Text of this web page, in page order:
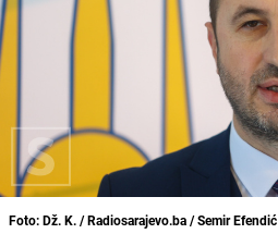
Foto: Dž. K. / Radiosarajevo.ba / Semir Efendić